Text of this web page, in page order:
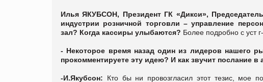
Илья ЯКУБСОН, Президент ГК «Дикси»,
индустрии розничной торговли – управление
зал? Когда кассиры улыбаются? Более подробно с уст
- Некоторое время назад один из лидеров нашего
прокомментируете эту идею? И как звучит послание
-И.Якубсон: Кто бы ни провозгласил этот тезис, мое